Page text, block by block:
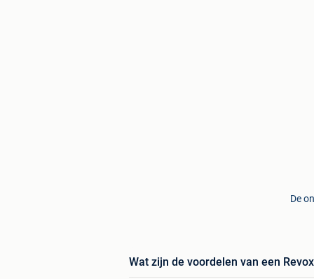
De
Wat zijn de voordelen van een